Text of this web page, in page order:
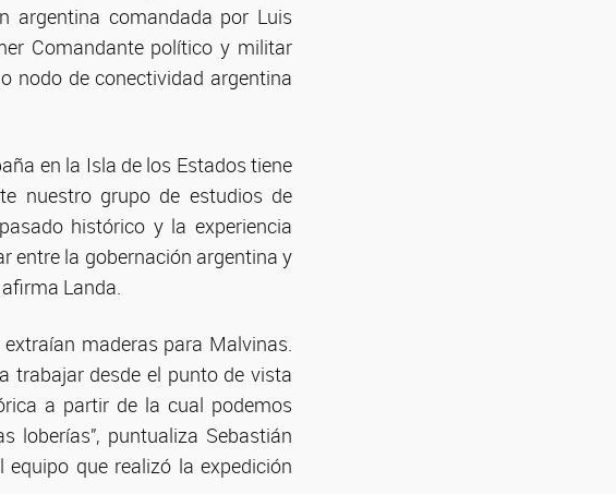
argentina comandada por Luis
Comandante político y militar
nodo de conectividad argentina
en la Isla de los Estados tiene
nuestro grupo de estudios de
histórico y la experiencia
entre la gobernación argentina y
Landa.
maderas para Malvinas.
trabajar desde el punto de vista
a partir de la cual podemos
loberías”, puntualiza Sebastián
que realizó la expedición